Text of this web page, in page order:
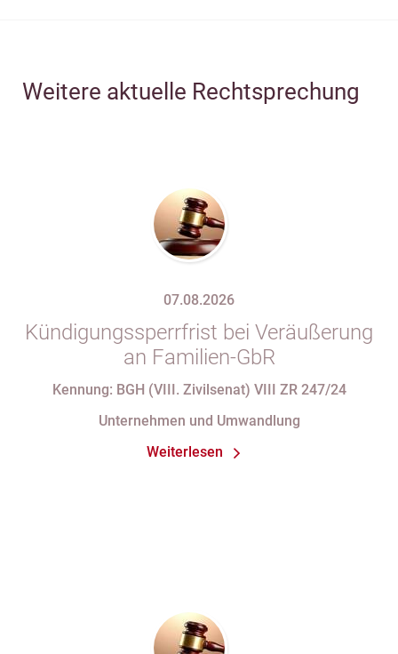
Weitere aktuelle Rechtsprechung
07.08.2026
Kündigungssperrfrist bei Veräußerung
an Familien-GbR
Kennung: BGH (VIII. Zivilsenat) VIII ZR 247/24
Unternehmen und Umwandlung
Weiterlesen